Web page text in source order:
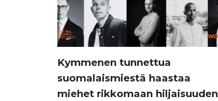
Kymmenen tunnettua
suomalaismiestä haastaa
miehet rikkomaan hiljaisuuden